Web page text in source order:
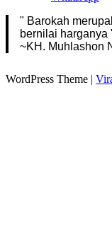
" Barokah
bernilai harganya
~KH. Muhlashon
WordPress Theme |